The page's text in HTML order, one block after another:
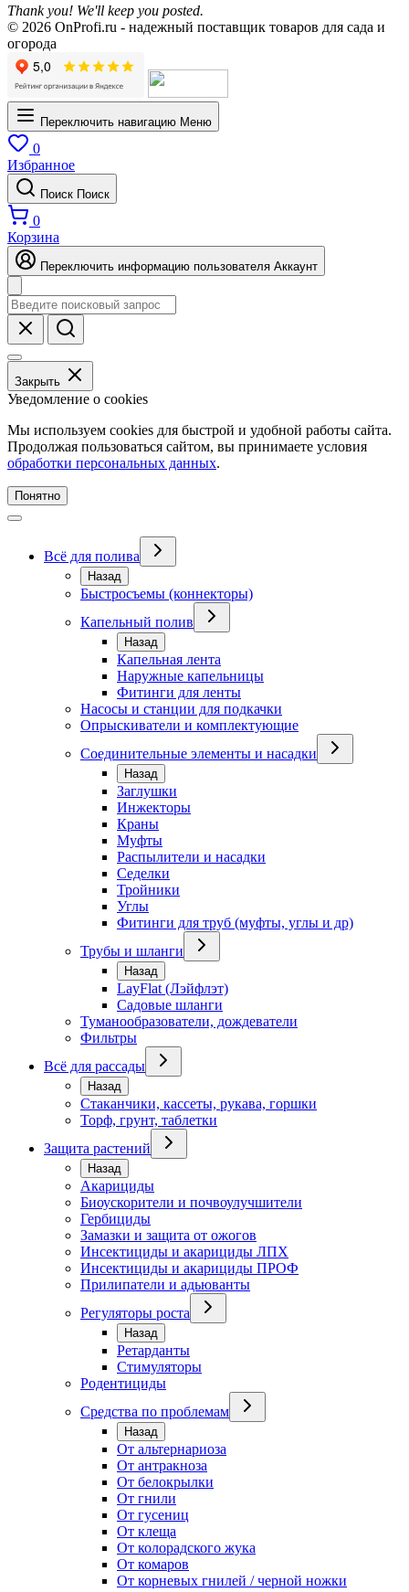
Thank you! We'll keep you posted.
© 2026 OnProfi.ru - надежный поставщик товаров для сада и
огорода
Переключить навигацию Меню
0
Избранное
Поиск Поиск
0
Корзина
Переключить информацию пользователя Аккаунт
Закрыть
Уведомление о cookies
Мы используем cookies для быстрой и удобной работы сайта.
Продолжая пользоваться сайтом, вы принимаете условия
обработки персональных данных.
Понятно
Всё для полива
Назад
Быстросъемы (коннекторы)
Капельный полив
Назад
Капельная лента
Наружные капельницы
Фитинги для ленты
Насосы и станции для подкачки
Опрыскиватели и комплектующие
Соединительные элементы и насадки
Назад
Заглушки
Инжекторы
Краны
Муфты
Распылители и насадки
Седелки
Тройники
Углы
Фитинги для труб (муфты, углы и др)
Трубы и шланги
Назад
LayFlat (Лэйфлэт)
Садовые шланги
Туманообразователи, дождеватели
Фильтры
Всё для рассады
Назад
Стаканчики, кассеты, рукава, горшки
Торф, грунт, таблетки
Защита растений
Назад
Акарициды
Биоускорители и почвоулучшители
Гербициды
Замазки и защита от ожогов
Инсектициды и акарициды ЛПХ
Инсектициды и акарициды ПРОФ
Прилипатели и адьюванты
Регуляторы роста
Назад
Ретарданты
Стимуляторы
Родентициды
Средства по проблемам
Назад
От альтернариоза
От антракноза
От белокрылки
От гнили
От гусениц
От клеща
От колорадского жука
От комаров
От корневых гнилей / черной ножки